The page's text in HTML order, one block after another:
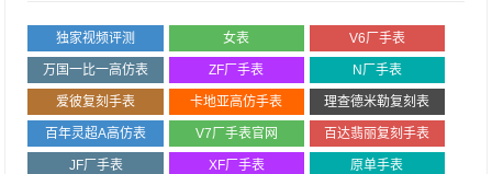
独家视频评测 女表 V6厂手表
万国一比一高仿表 ZF厂手表 N厂手表
爱彼复刻手表 卡地亚高仿手表 理查德米勒复刻表
百年灵超A高仿表 V7厂手表官网 百达翡丽复刻手表
JF厂手表 XF厂手表 原单手表